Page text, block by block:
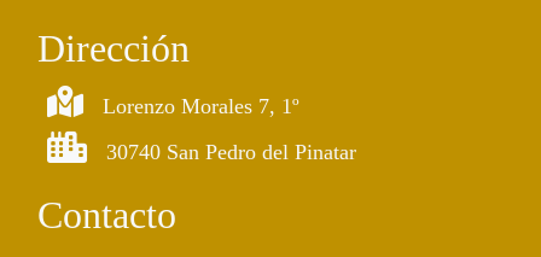
Dirección
Lorenzo Morales 7, 1º
30740 San Pedro del Pinatar
Contacto